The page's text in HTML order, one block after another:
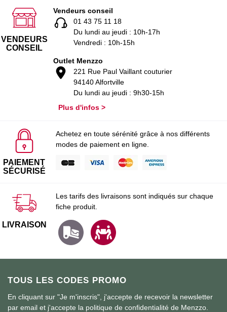
TOUS LES CODES PROMO
En cliquant sur "Je m'inscris", j'accepte de recevoir la newsletter
par email et j'accepte la politique de confidentialité de Menzzo.
VENDEURS
CONSEIL
Vendeurs conseil
01 43 75 11 18
Du lundi au jeudi : 10h-17h
Vendredi : 10h-15h
Outlet Menzzo
221 Rue Paul Vaillant couturier
94140 Alfortville
Du lundi au jeudi : 9h30-15h
Plus d'infos >
PAIEMENT
SÉCURISÉ
Achetez en toute sérénité grâce à nos différents
modes de paiement en ligne.
LIVRAISON
Les tarifs des livraisons sont indiqués sur chaque
fiche produit.